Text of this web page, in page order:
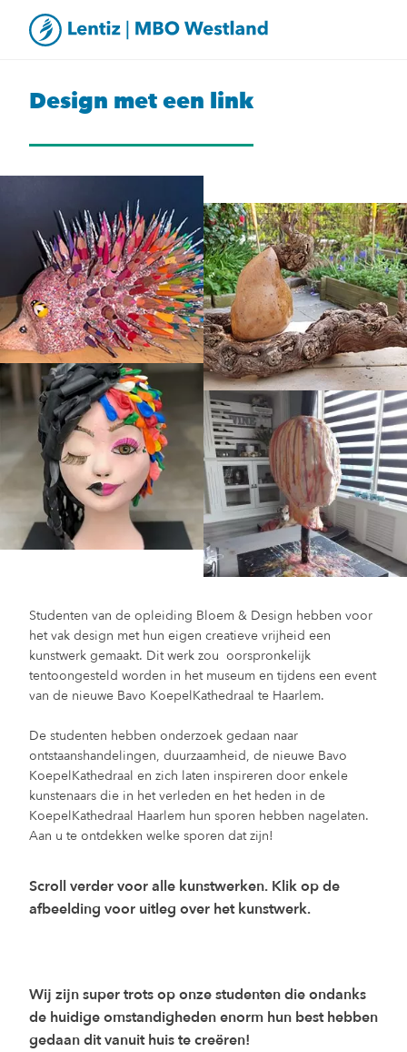
Design met een link
Studenten van de opleiding Bloem & Design hebben voor
het vak design met hun eigen creatieve vrijheid een
kunstwerk gemaakt. Dit werk zou oorspronkelijk
tentoongesteld worden in het museum en tijdens een event
van de nieuwe Bavo KoepelKathedraal te Haarlem.
De studenten hebben onderzoek gedaan naar
ontstaanshandelingen, duurzaamheid, de nieuwe Bavo
KoepelKathedraal en zich laten inspireren door enkele
kunstenaars die in het verleden en het heden in de
KoepelKathedraal Haarlem hun sporen hebben nagelaten.
Aan u te ontdekken welke sporen dat zijn!
Scroll verder voor alle kunstwerken. Klik op de
afbeelding voor uitleg over het kunstwerk.
Wij zijn super trots op onze studenten die ondanks
de huidige omstandigheden enorm hun best hebben
gedaan dit vanuit huis te creëren!